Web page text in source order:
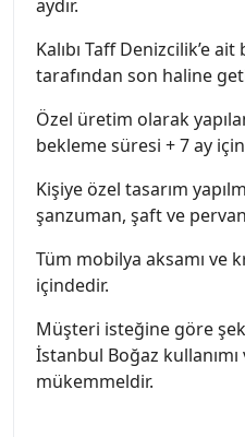
aydır.
Kalıbı Taff Denizcilik’e
tarafından son haline
Özel üretim olarak
bekleme süresi + 7 ay
Kişiye özel tasarım
şanzuman, şaft ve
Tüm mobilya aksamı ve
içindedir.
Müşteri isteğine göre
İstanbul Boğaz
mükemmeldir.